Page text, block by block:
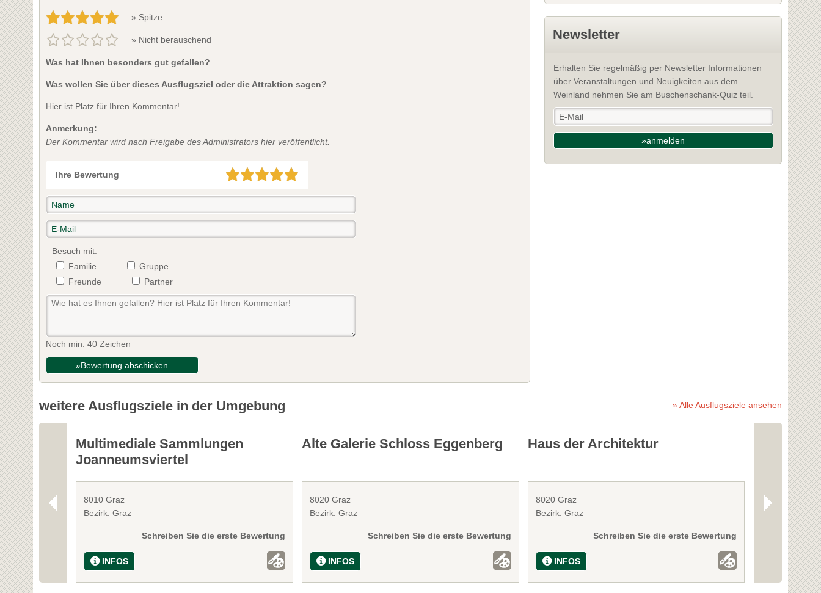
» Spitze
» Nicht berauschend
Was hat Ihnen besonders gut gefallen?
Was wollen Sie über dieses Ausflugsziel oder die Attraktion sagen?
Hier ist Platz für Ihren Kommentar!
Anmerkung:
Der Kommentar wird nach Freigabe des Administrators hier veröffentlicht.
Ihre Bewertung
Besuch mit:
Familie
Gruppe
Freunde
Partner
Noch min. 40 Zeichen
»Bewertung abschicken
Newsletter
Erhalten Sie regelmäßig per Newsletter Informationen
über Veranstaltungen und Neuigkeiten aus dem
Weinland nehmen Sie am Buschenschank-Quiz teil.
»anmelden
weitere Ausflugsziele in der Umgebung » Alle Ausflugsziele ansehen
Multimediale Sammlungen
Joanneumsviertel
8010 Graz
Bezirk: Graz
Schreiben Sie die erste Bewertung
INFOS
Alte Galerie Schloss Eggenberg
8020 Graz
Bezirk: Graz
Schreiben Sie die erste Bewertung
INFOS
Haus der Architektur
8020 Graz
Bezirk: Graz
Schreiben Sie die erste Bewertung
INFOS
Grazer
8010 Graz
Bezirk: Graz
INFOS